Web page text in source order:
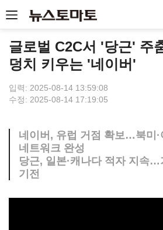
글로벌 C2C서 '당근' 주
덩치 키우는 '네이버'
입력: 2025-08-14 13:59:08
수정: 2025-08-14 17:19:05
네이버, 유럽 거점 확보…북미·
네트워크 완성
당근, 일본·캐나다 적자 지속
기전